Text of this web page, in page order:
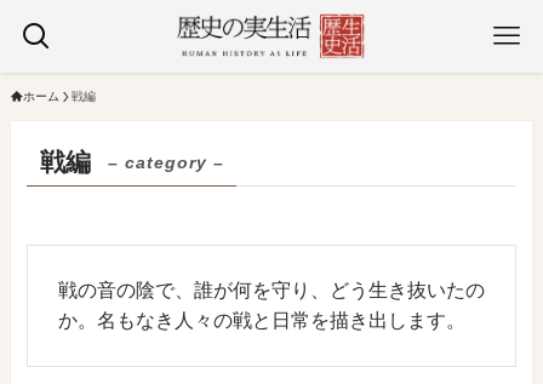
ホーム 戦編
戦編 – category –
戦の音の陰で、誰が何を守り、どう生き抜いたの
か。名もなき人々の戦と日常を描き出します。